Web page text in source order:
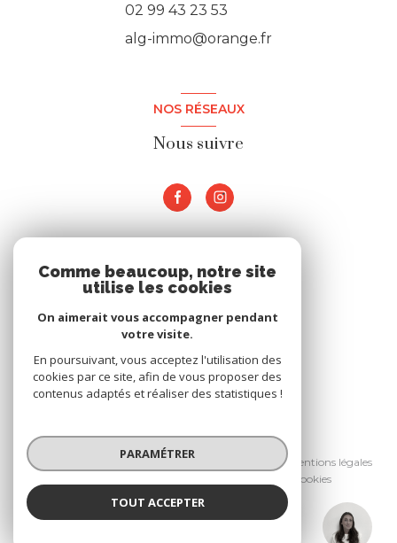
Rose JOUAN
02 99 43 23 53
alg-immo@orange.fr
NOS RÉSEAUX
Nous suivre
ADHÉRENTS
Nous adhérons
© 2026 | Tous droits réservés
Nos honoraires
Nos partenaires
Mentions légales
Cookies
Comme beaucoup, notre site
utilise les cookies
On aimerait vous accompagner pendant
votre visite.
En poursuivant, vous acceptez l'utilisation des
cookies par ce site, afin de vous proposer des
contenus adaptés et réaliser des statistiques !
PARAMÉTRER
TOUT ACCEPTER